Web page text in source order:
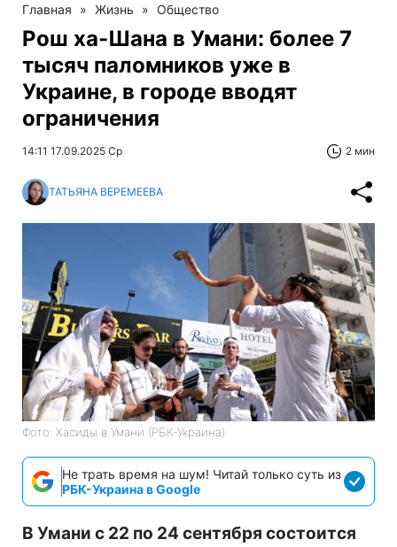
Главная » Жизнь » Общество
Рош ха-Шана в Умани: более 7
тысяч паломников уже в
Украине, в городе вводят
ограничения
14:11 17.09.2025 Ср 2 мин
ТАТЬЯНА ВЕРЕМЕЕВА
Фото: Хасиды в Умани (РБК-Украина)
Не трать время на шум! Читай только суть из
РБК-Украина в Google
В Умани с 22 по 24 сентября состоится